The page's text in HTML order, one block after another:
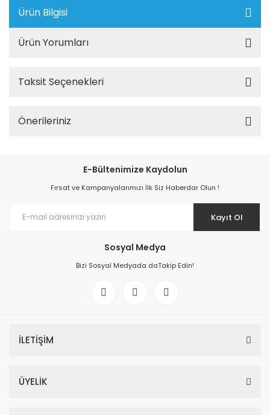
Ürün Bilgisi
Ürün Yorumları
Taksit Seçenekleri
Önerileriniz
E-Bültenimize Kaydolun
Fırsat ve Kampanyalarımızı İlk Siz Haberdar Olun !
Kayıt Ol
Sosyal Medya
Bizi Sosyal Medyada daTakip Edin!
İLETİŞİM
ÜYELİK